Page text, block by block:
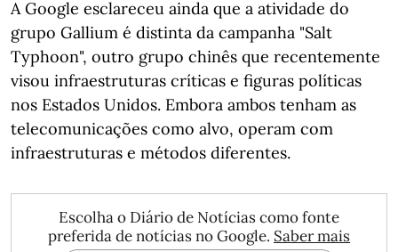
A Google esclareceu ainda que a atividade do
grupo Gallium é distinta da campanha "Salt
Typhoon", outro grupo chinês que recentemente
visou infraestruturas críticas e figuras políticas
nos Estados Unidos. Embora ambos tenham as
telecomunicações como alvo, operam com
infraestruturas e métodos diferentes.
Escolha o Diário de Notícias como fonte
preferida de notícias no Google. Saber mais